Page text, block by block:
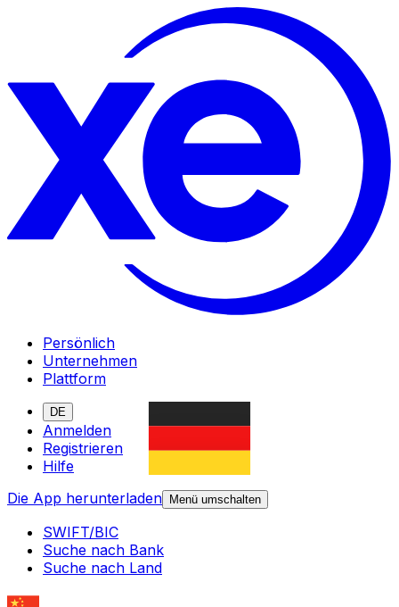
Persönlich
Unternehmen
Plattform
DE
Anmelden
Registrieren
Hilfe
Die App herunterladen
Menü umschalten
SWIFT/BIC
Suche nach Bank
Suche nach Land